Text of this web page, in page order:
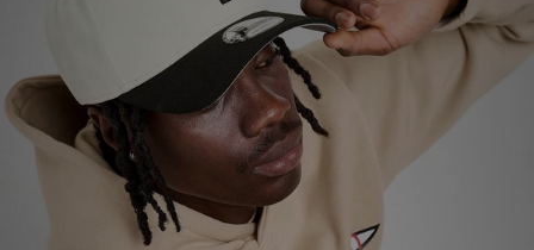
Voetbal